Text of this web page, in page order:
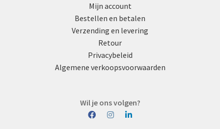
Mijn account
Bestellen en betalen
Verzending en levering
Retour
Privacybeleid
Algemene verkoopsvoorwaarden
Wil je ons volgen?